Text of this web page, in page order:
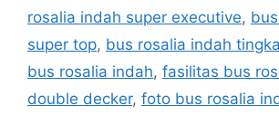
rosalia indah super executive,
super top, bus rosalia indah
bus rosalia indah, fasilitas bus
double decker, foto bus rosalia